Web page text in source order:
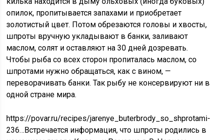
опилок, пропитывается запахами и приобретает
золотистый цвет. Потом обрезаются головы и хвосты,
шпроты вручную укладывают в банки, заливают
маслом, солят и оставляют на 30 дней дозревать.
Чтобы рыба со всех сторон пропиталась маслом, со
шпротами нужно обращаться, как с вином, —
переворачивать банки. Так рыбу не консервируют ни в
одной стране мира.
https://povar.ru/recipes/jarenye_buterbrody_so_shprotami-
236…Встречается информация, что шпроты родились в